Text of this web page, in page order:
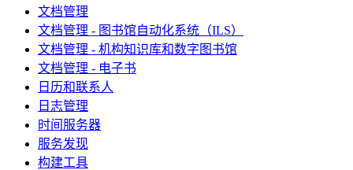
文档管理
文档管理 - 图书馆自动化系统（ILS）
文档管理 - 机构知识库和数字图书馆
文档管理 - 电子书
日历和联系人
日志管理
时间服务器
服务发现
构建工具